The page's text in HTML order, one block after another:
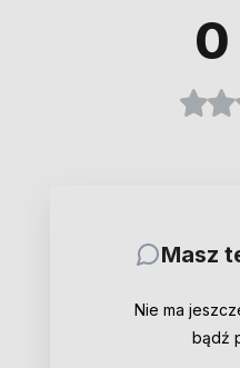
0
Masz
Nie ma
bądź